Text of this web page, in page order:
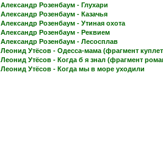
Александр Розенбаум - Глухари
Александр Розенбаум - Казачья
Александр Розенбаум - Утиная охота
Александр Розенбаум - Реквием
Александр Розенбаум - Лесосплав
Леонид Утёсов - Одесса-мама (фрагмент
Леонид Утёсов - Когда б я знал (фрагмент
Леонид Утёсов - Когда мы в море уходили